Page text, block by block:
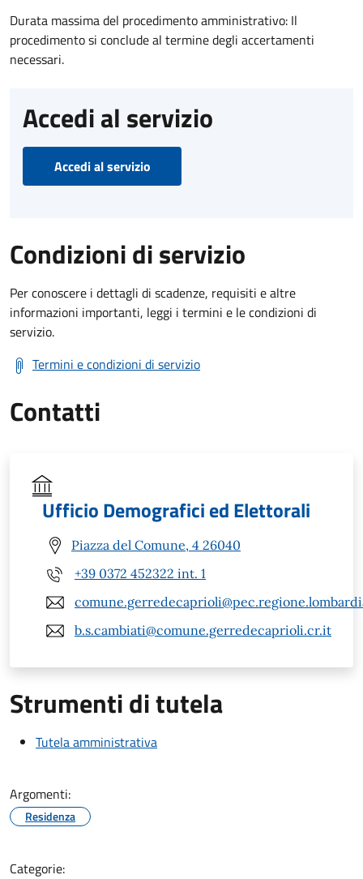
Durata massima del procedimento amministrativo: Il
procedimento si conclude al termine degli accertamenti
necessari.
Accedi al servizio
Accedi al servizio
Condizioni di servizio
Per conoscere i dettagli di scadenze, requisiti e altre
informazioni importanti, leggi i termini e le condizioni di
servizio.
Termini e condizioni di servizio
Contatti
Ufficio Demografici ed Elettorali
Piazza del Comune, 4 26040
+39 0372 452322 int. 1
b.s.cambiati@comune.gerredecaprioli.cr.it
Strumenti di tutela
Tutela amministrativa
Argomenti:
Residenza
Categorie: